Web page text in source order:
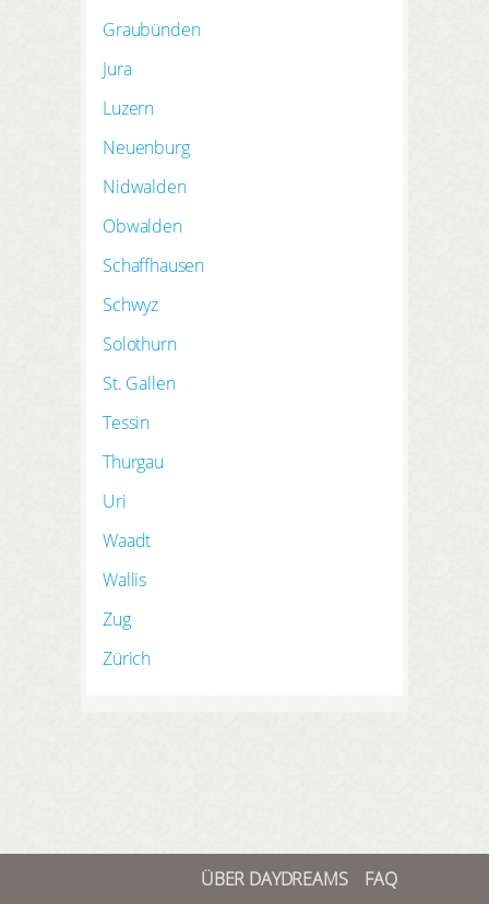
Graubünden
Jura
Luzern
Neuenburg
Nidwalden
Obwalden
Schaffhausen
Schwyz
Solothurn
St. Gallen
Tessin
Thurgau
Uri
Waadt
Wallis
Zug
Zürich
ÜBER DAYDREAMS
FAQ